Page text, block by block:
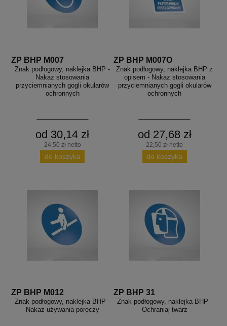
ZP BHP M007
Znak podłogowy, naklejka BHP -
Nakaz stosowania
przyciemnianych gogli okularów
ochronnych
od 30,14 zł
24,50 zł netto
do koszyka
ZP BHP M007O
Znak podłogowy, naklejka BHP z
opisem - Nakaz stosowania
przyciemnianych gogli okularów
ochronnych
od 27,68 zł
22,50 zł netto
do koszyka
ZP BHP M012
Znak podłogowy, naklejka BHP -
Nakaz używania poręczy
ZP BHP 31
Znak podłogowy, naklejka BHP -
Ochraniaj twarz